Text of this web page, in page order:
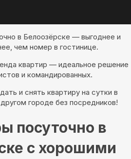
в Белоозёрске — выгоднее и
чем номер в гостинице.
квартир — идеальное решение
и командированных.
и снять квартиру на сутки в
городе без посредников!
посуточно в
с хорошими